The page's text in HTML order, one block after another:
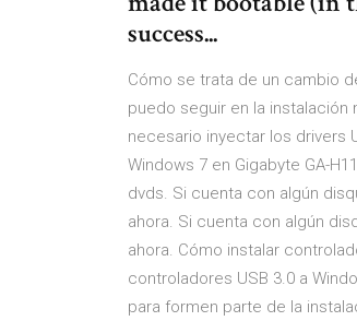
success...
Cómo se trata de un cambio
puedo seguir en la instalación
necesario inyectar los drivers
Windows 7 en Gigabyte GA-
dvds. Si cuenta con algún
ahora. Si cuenta con algún
ahora. Cómo instalar
controladores USB 3.0 a
para formen parte de la